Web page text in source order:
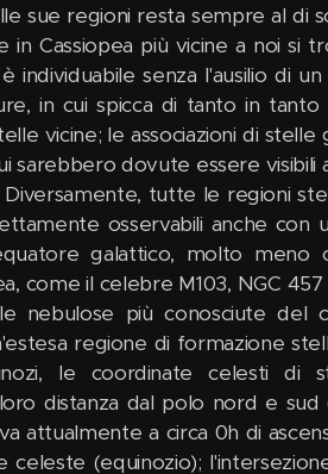
sue regioni resta sempre al di
Cassiopea più vicine a noi si
individuabile senza l'ausilio di
in cui spicca di tanto in
vicine; le associazioni di
sarebbero dovute essere
Diversamente, tutte le regioni
osservabili anche con
galattico, molto meno
come il celebre M103, NGC
nebulose più conosciute del
regione di formazione
le coordinate celesti di
distanza dal polo nord e
attualmente a circa 0h di
celeste (equinozio);